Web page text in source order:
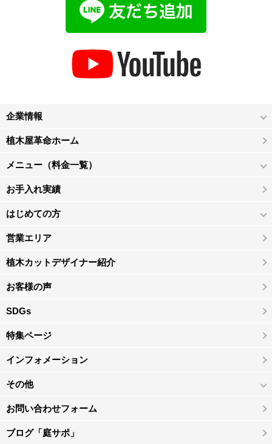
企業情報
植木屋革命ホーム
メニュー（料金一覧）
お手入れ実績
はじめての方
営業エリア
植木カットデザイナー紹介
お客様の声
SDGs
特集ページ
インフォメーション
その他
お問い合わせフォーム
ブログ「庭サポ」